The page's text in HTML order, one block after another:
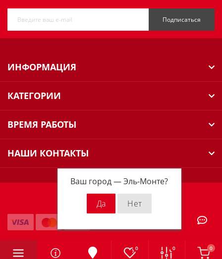
Ваш город —Эль-Монте?
0 0 0
Подписаться
ИНФОРМАЦИЯ
КАТЕГОРИИ
ВРЕМЯ РАБОТЫ
НАШИ КОНТАКТЫ
Milwaukee Russia © 2026